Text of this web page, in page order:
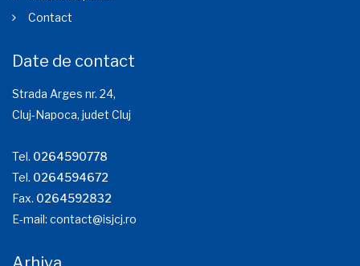
Contact
Date de contact
Strada Arges nr. 24,
Cluj-Napoca, judet Cluj
Tel. 0264590778
Tel. 0264594672
Fax. 0264592832
E-mail: contact@isjcj.ro